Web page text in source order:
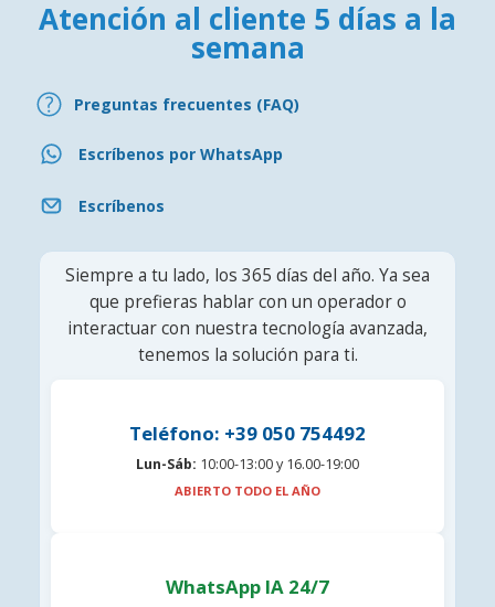
Atención al cliente 5 días a la
semana
Preguntas frecuentes (FAQ)
Escríbenos por WhatsApp
Escríbenos
Siempre a tu lado, los 365 días del año. Ya sea
que prefieras hablar con un operador o
interactuar con nuestra tecnología avanzada,
tenemos la solución para ti.
Teléfono: +39 050 754492
Lun-Sáb: 10:00-13:00 y 16.00-19:00
ABIERTO TODO EL AÑO
WhatsApp IA 24/7